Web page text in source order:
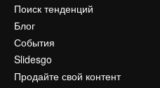
Поиск тенденций
Блог
События
Slidesgo
Продайте свой контент